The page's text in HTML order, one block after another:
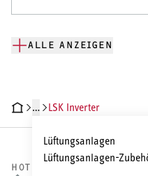
ALLE ANZEIGEN
DATENDOKUMENTE
…
Lüftungsanlagen
Lüftungsanlagen-
LSK Inverter
HOTLINE VERTRIEB